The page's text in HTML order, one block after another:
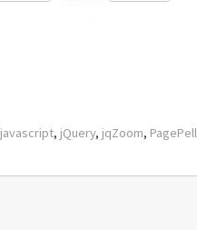
javascript, jQuery, jqZoom, PagePell